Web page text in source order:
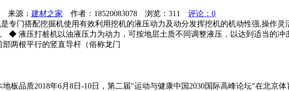
来源： 建材之家 作者：18520083078 浏览： 311
评论：0
专门搭配挖掘机使用有效利用挖机的液压动力及动分发挥挖机的机动性强,操作
◆ 液压打桩机以油液压力为动力，可按地层土质不同调整液压，以达到适当的冲
两根平行的竖直导杆（俗称龙门
板品质2018年6月8日-10日，第二届"运动与健康中国2030国际高峰论坛"在北京